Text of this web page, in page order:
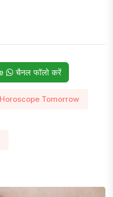
चैनल फॉलो करें
Horoscope Tomorrow